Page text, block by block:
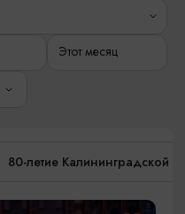
Этот месяц
80-летие Калининградской